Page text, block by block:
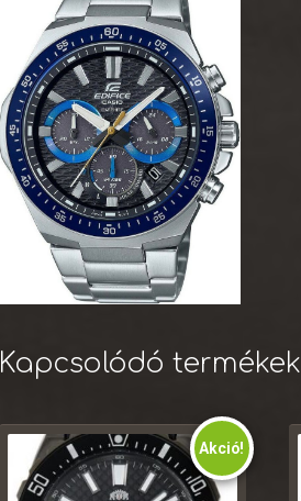
Kapcsolódó termékek
Akció!